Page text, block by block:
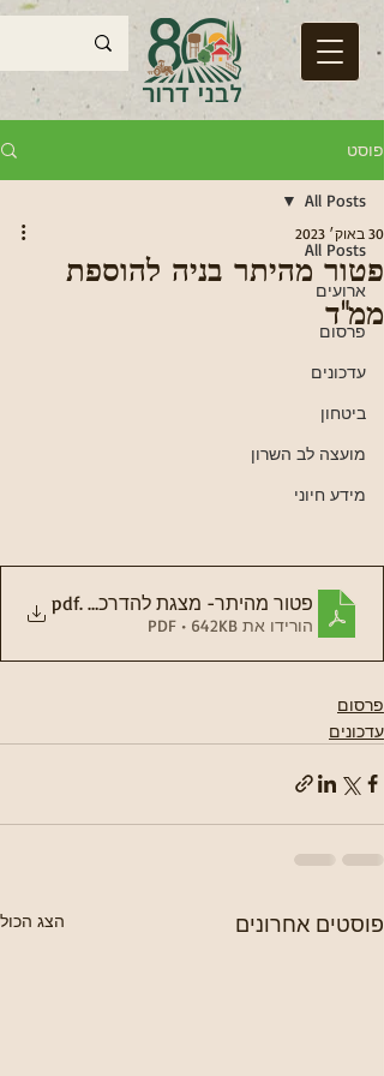
פוסט
All Posts
ארועים
פרסום
עדכונים
ביטחון
מועצה לב השרון
מידע חיוני
All Posts
פטור מהיתר בניה להוספת
ממ"ד
30 באוק׳ 2023
פטור מהיתר- מצגת להדרכה טיוטה מס'
.pdf
הורידו את PDF • 642KB
פרסום
עדכונים
פוסטים אחרונים הצג הכול